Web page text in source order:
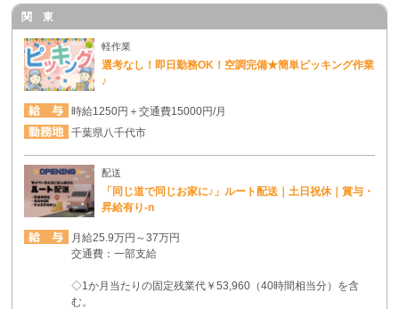
関 東
軽作業
選考なし！即日勤務OK！空調完備★簡単ピッキング作業
♪
時給1250円＋交通費15000円/月
千葉県八千代市
配送
「同じ道で同じお家に♪」ルート配送｜土日祝休｜賞与・
昇給有り-n
月給25.9万円～37万円
交通費：一部支給
◇1か月当たりの固定残業代￥53,960（40時間相当分）を含
む。